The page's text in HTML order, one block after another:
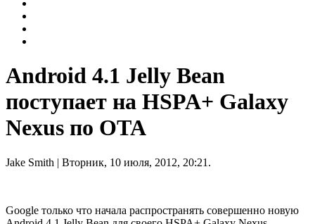
Android 4.1 Jelly Bean
поступает на HSPA+ Galaxy
Nexus по OTA
Jake Smith | Вторник, 10 июля, 2012, 20:21.
Google только что начала распространять совершенно новую